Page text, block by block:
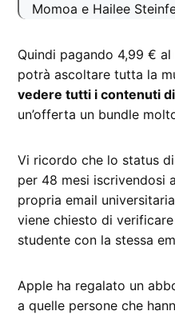
Momoa e Hailee
Quindi pagando 4,99 €
potrà ascoltare tutta la
vedere tutti i contenuti
un’offerta un bundle
Vi ricordo che lo status
per 48 mesi iscrivendosi
propria email
viene chiesto di
studente con la stessa
Apple ha regalato un
a quelle persone che